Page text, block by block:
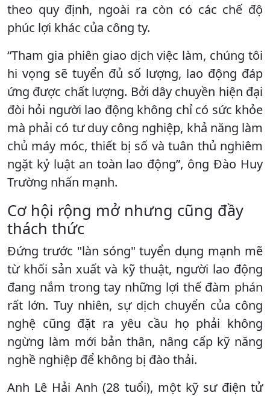
theo quy định, ngoài ra còn có các chế độ
phúc lợi khác của công ty.
“Tham gia phiên giao dịch việc làm, chúng tôi
hi vọng ​sẽ tuyển đủ số lượng, lao động đáp
ứng được chất lượng. Bởi dây chuyền hiện đại
đòi hỏi người lao động không chỉ có sức khỏe
mà phải có tư duy công nghiệp, khả năng làm
chủ máy móc, thiết bị số và tuân thủ nghiêm
ngặt kỷ luật an toàn lao động”, ông Đào Huy
Trường nhấn mạnh.
​Cơ hội rộng mở nhưng cũng đầy
thách thức
​Đứng trước "làn sóng" tuyển dụng mạnh mẽ
từ khối sản xuất và kỹ thuật, người lao động
đang nắm trong tay những lợi thế đàm phán
rất lớn. Tuy nhiên, sự dịch chuyển của công
nghệ cũng đặt ra yêu cầu họ phải không
ngừng làm mới bản thân, nâng cấp kỹ năng
nghề nghiệp để không bị đào thải.
​Anh Lê Hải Anh (28 tuổi), một kỹ sư điện tử